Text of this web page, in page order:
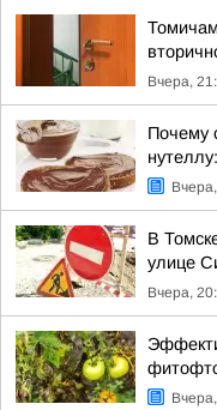
Вчера,
Почему
В
улице
Вчера,